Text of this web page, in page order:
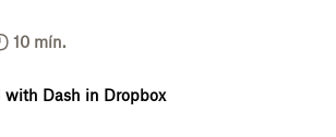
10 mín.
with Dash in Dropbox